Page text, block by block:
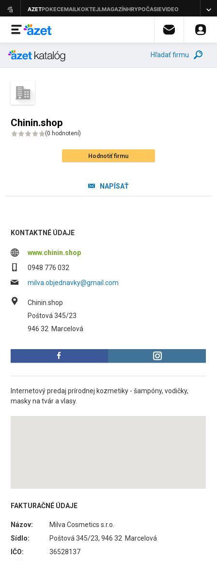
Hľadať firmu
Chinin.shop
(0 hodnotení)
Hodnotiť firmu
NAPÍSAŤ
KONTAKTNÉ ÚDAJE
www.chinin.shop
0948 776 032
milva.objednavky@gmail.com
Chinin.shop
Poštová 345/23
946 32 Marcelová
Internetový predaj prírodnej kozmetiky - šampóny, vodičky,
masky na tvár a vlasy.
FAKTURAČNÉ ÚDAJE
Názov:
Milva Cosmetics s.r.o.
Sídlo:
Poštová 345/23, 946 32 Marcelová
IČO:
36528137